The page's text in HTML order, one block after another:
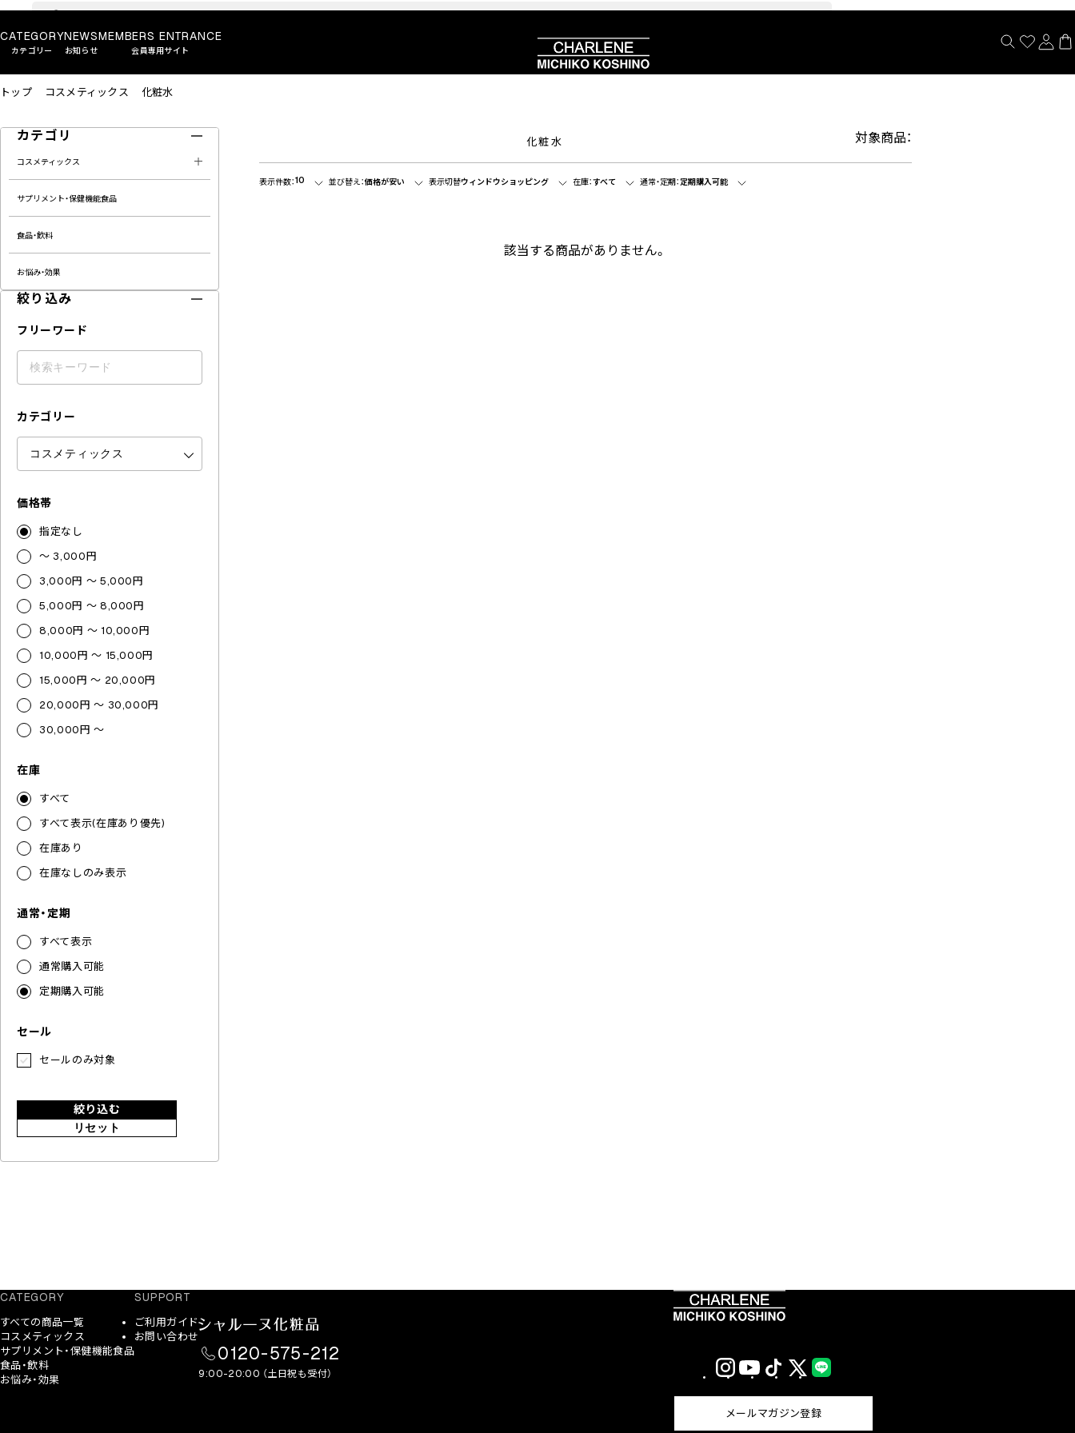
CATEGORY
カテゴリー
NEWS
お知らせ
MEMBERS ENTRANCE
会員専用サイト
トップ コスメティックス 化粧水
カテゴリ
コスメティックス
サプリメント・保健機能食品
食品・飲料
お悩み・効果
絞り込み
フリーワード
カテゴリー
価格帯
指定なし
～ 3,000円
3,000円 ～ 5,000円
5,000円 ～ 8,000円
8,000円 ～ 10,000円
10,000円 ～ 15,000円
15,000円 ～ 20,000円
20,000円 ～ 30,000円
30,000円 ～
在庫
すべて
すべて表示(在庫あり優先)
在庫あり
在庫なしのみ表示
通常・定期
すべて表示
通常購入可能
定期購入可能
セール
セールのみ対象
絞り込む
リセット
化粧水 対象商品：
表示件数：10 並び替え：価格が安い 表示切替ウィンドウショッピング 在庫：すべて 通常・定期： 定期購入可能
該当する商品がありません。
CATEGORY
すべての商品一覧
コスメティックス
サプリメント・保健機能食品
食品・飲料
お悩み・効果
SUPPORT
ご利用ガイド
お問い合わせ
0120-575-212
9:00-20:00 （土日祝も受付）
InstagramYouTubeTikTok X
(Twitter)
メールマガジン登録